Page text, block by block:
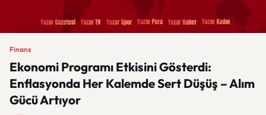
Finans
Ekonomi Programı Etkisini Gösterdi:
Enflasyonda Her Kalemde Sert Düşüş – Alım
Gücü Artıyor